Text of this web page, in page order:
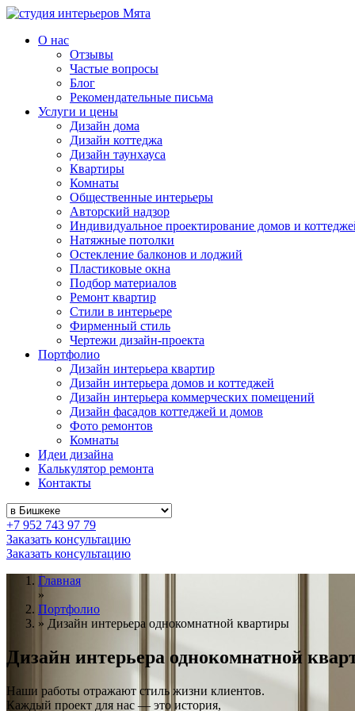
О нас
Отзывы
Частые вопросы
Блог
Рекомендательные письма
Услуги и цены
Дизайн дома
Дизайн коттеджа
Дизайн таунхауса
Квартиры
Комнаты
Общественные интерьеры
Авторский надзор
Индивидуальное проектирование домов и
Натяжные потолки
Остекление балконов и лоджий
Пластиковые окна
Подбор материалов
Ремонт квартир
Стили в интерьере
Фирменный стиль
Чертежи дизайн-проекта
Портфолио
Дизайн интерьера квартир
Дизайн интерьера домов и коттеджей
Дизайн интерьера коммерческих помещений
Дизайн фасадов коттеджей и домов
Фото ремонтов
Комнаты
Идеи дизайна
Калькулятор ремонта
Контакты
+7 952 743 97 79
Заказать консультацию
Заказать консультацию
Главная
»
Портфолио
» Дизайн интерьера однокомнатной квартиры
Дизайн интерьера однокомнатной
Наши работы отражают стиль жизни клиентов.
Каждый проект для нас — это история,